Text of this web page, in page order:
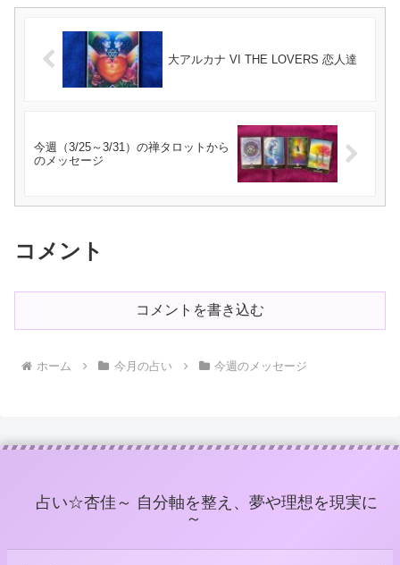
大アルカナ VI THE LOVERS 恋人達
今週（3/25～3/31）の禅タロットから
のメッセージ
コメント
コメントを書き込む
ホーム 今月の占い 今週のメッセージ
占い☆杏佳～ 自分軸を整え、夢や理想を現実に
～